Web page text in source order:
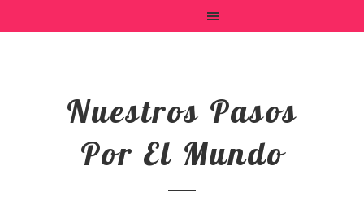
Nuestros Pasos
Por El Mundo